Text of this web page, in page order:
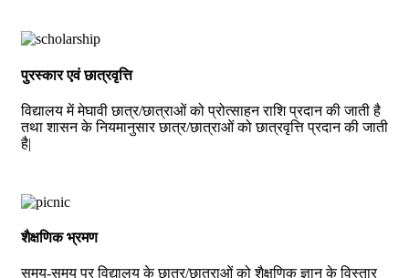
पुरस्कार एवं छात्रवृत्ति
विद्यालय में मेघावी छात्र/छात्राओं को प्रोत्साहन राशि प्रदान की जाती है
तथा शासन के नियमानुसार छात्र/छात्राओं को छात्रवृत्ति प्रदान की जाती
है|
शैक्षणिक भ्रमण
समय-समय पर विद्यालय के छात्र/छात्राओं को शैक्षणिक ज्ञान के विस्तार